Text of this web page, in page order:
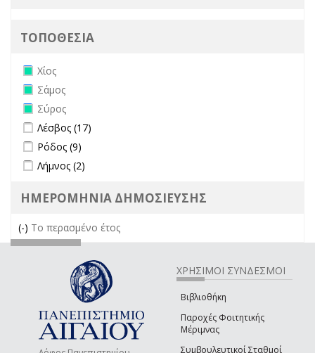
ΤΟΠΟΘΕΣΙΑ
Remove Χίος filter
Χίος
Remove Σάμος filter
Σάμος
Remove Σύρος filter
Σύρος
Apply Λέσβος filter
Λέσβος (17)
Apply Ρόδος filter
Ρόδος (9)
Apply Λήμνος filter
Λήμνος (2)
ΗΜΕΡΟΜΗΝΙΑ ΔΗΜΟΣΙΕΥΣΗΣ
(-) Remove Το περασμένο έτος filter
Το περασμένο έτος
ΧΡΗΣΙΜΟΙ ΣΥΝΔΕΣΜΟΙ
Βιβλιοθήκη
Παροχές Φοιτητικής
Μέριμνας
Συμβουλευτικοί Σταθμοί